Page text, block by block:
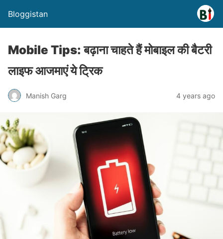
Bloggistan
Mobile Tips: बढ़ाना चाहते हैं मोबाइल की बैटरी
लाइफ आजमाएं ये ट्रिक
Manish Garg 4 years ago